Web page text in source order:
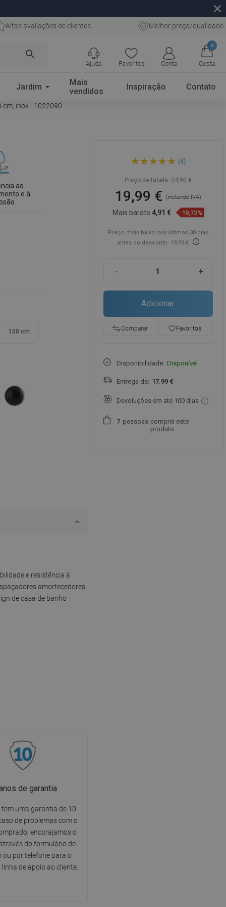
close
Altas avaliações de clientes Melhor preço/qualidade
search
Favoritos Conta
0
Cesta
Ajuda
Jardim
Mais
vendidos
Inspiração Contato
inox - 1022090
ao
e à
100 cm
e resistência à
amortecedores
de casa de banho
de garantia
tem uma garantia de 10
de problemas com o
encorajamos o
do formulário de
ou por telefone para o
de apoio ao cliente.
para ralo linear 90 cm, inox -
(4)
Preço de tabela: 24,90 €
19,99 €(incluindo IVA)
Mais barato4,91 € 19,72%
Preço mais baixo dos últimos 30 dias
antes do desconto: 19,99 €
- +
Adicionar
Comparar favorite_borderFavoritos
Disponibilidade: Disponível
Entrega de: 17.99 €
Devoluções em até 100 dias
7 pessoas comprei este
produto.